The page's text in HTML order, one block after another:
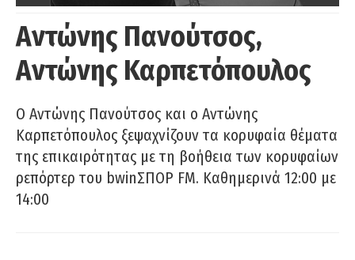
Αντώνης Πανούτσος,
Αντώνης Καρπετόπουλος
Ο Αντώνης Πανούτσος και ο Αντώνης
Καρπετόπουλος ξεψαχνίζουν τα κορυφαία θέματα
της επικαιρότητας με τη βοήθεια των κορυφαίων
ρεπόρτερ του bwinΣΠΟΡ FM. Καθημερινά 12:00 με
14:00